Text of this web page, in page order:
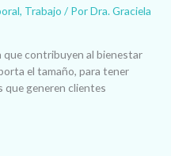
, Trabajo / PorDra. Graciela
que contribuyen al bienestar
el tamaño, para tener
generen clientes